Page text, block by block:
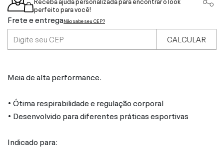
perfeito para você!
Frete e entregaNão sabe seu CEP?
CALCULAR
Meia de alta performance.
• Ótima respirabilidade e regulação corporal
• Desenvolvido para diferentes práticas esportivas
Indicado para: